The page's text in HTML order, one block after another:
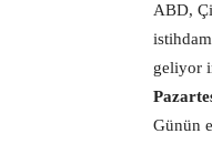
ABD,
geliyor
Günün